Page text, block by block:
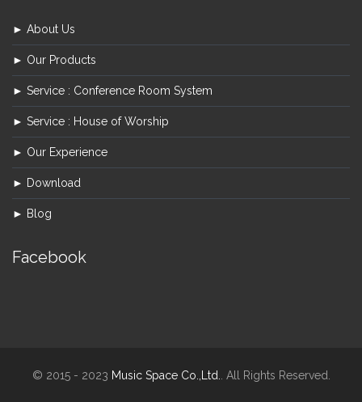
► About Us
► Our Products
► Service : Conference Room System
► Service : House of Worship
► Our Experience
► Download
► Blog
Facebook
© 2015 - 2023 Music Space Co.,Ltd. . All Rights Reserved.